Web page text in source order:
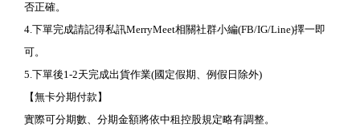
否正確。
4.下單完成請記得私訊MerryMeet相關社群小編(FB/IG/Line)擇一即
可。
5.下單後1-2天完成出貨作業(國定假期、例假日除外)
【無卡分期付款】
實際可分期數、分期金額將依中租控股規定略有調整。